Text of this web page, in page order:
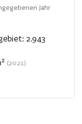
Jahr
2.943
(2021)